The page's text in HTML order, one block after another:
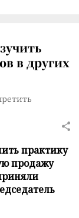
в других
практику
продажу